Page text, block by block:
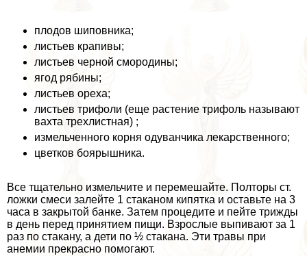
плодов шиповника;
листьев крапивы;
листьев черной смородины;
ягод рябины;
листьев ореха;
листьев трифоли (еще растение трифоль называют
вахта трехлистная) ;
измельченного корня одуванчика лекарственного;
цветков боярышника.
Все тщательно измельчите и перемешайте. Полторы ст.
ложки смеси залейте 1 стаканом кипятка и оставьте на 3
часа в закрытой банке. Затем процедите и пейте трижды
в день перед принятием пищи. Взрослые выпивают за 1
раз по стакану, а дети по ½ стакана. Эти травы при
анемии прекрасно помогают.